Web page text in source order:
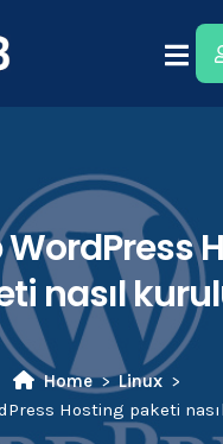
nasıl
Home
Linux
Hosting paketi